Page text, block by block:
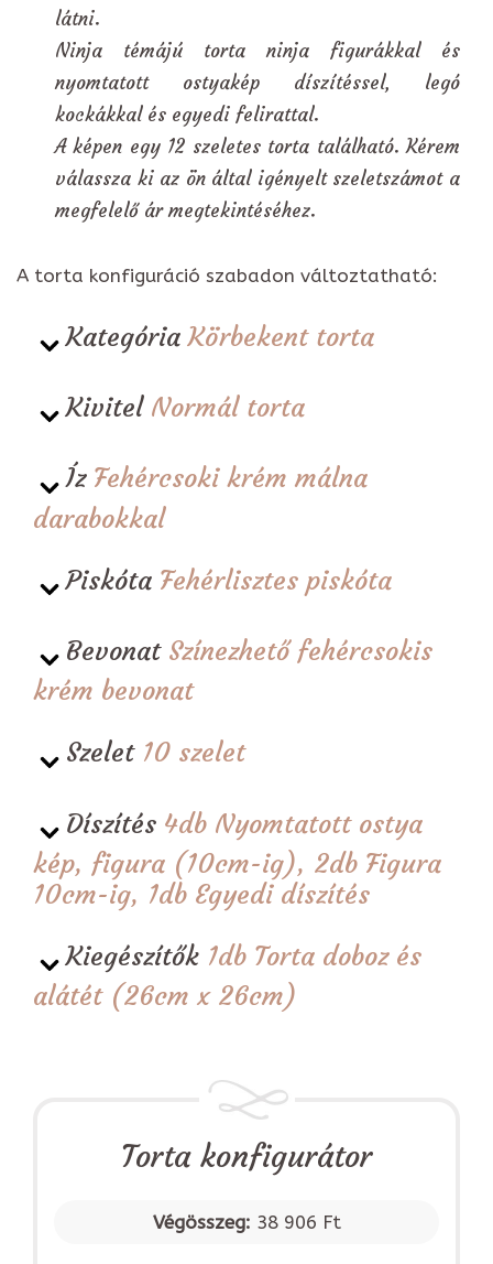
látni.
Ninja témájú torta ninja figurákkal és
nyomtatott ostyakép díszítéssel, legó
kockákkal és egyedi felirattal.
A képen egy 12 szeletes torta található. Kérem
válassza ki az ön által igényelt szeletszámot a
megfelelő ár megtekintéséhez.
A torta konfiguráció szabadon változtatható:
KategóriaKörbekent torta
Kivitel Normál torta
Íz Fehércsoki krém málna
darabokkal
Piskóta Fehérlisztes piskóta
Bevonat Színezhető fehércsokis
krém bevonat
Szelet 10 szelet
Díszítés 4db Nyomtatott ostya
kép, figura (10cm-ig), 2db Figura
10cm-ig, 1db Egyedi díszítés
Kiegészítők 1db Torta doboz és
alátét (26cm x 26cm)
Torta konfigurátor
Végösszeg: 38 906 Ft